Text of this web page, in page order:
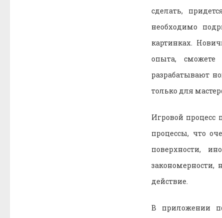
сделать,
необходимо
картинках.
опыта, сможете
разрабатывают
только для
Игровой процесс
процессы, что
поверхности,
действие.
В приложении